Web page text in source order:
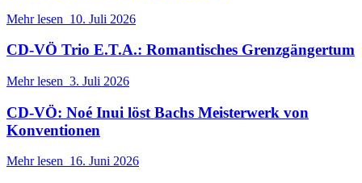
Mehr lesen 10. Juli 2026
CD-VÖ Trio E.T.A.: Romantisches Grenzgängertum
Mehr lesen 3. Juli 2026
CD-VÖ: Noé Inui löst Bachs Meisterwerk von
Konventionen
Mehr lesen 16. Juni 2026